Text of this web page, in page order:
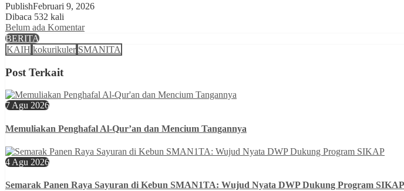
PublishFebruari 9, 2026
Dibaca 532 kali
Belum ada Komentar
BERITA
KAIH kokurikuler SMANITA
Post Terkait
7 Agu 2026
Memuliakan Penghafal Al-Qur’an dan Mencium Tangannya
4 Agu 2026
Semarak Panen Raya Sayuran di Kebun SMAN1TA: Wujud Nyata DWP Dukung Program SIKAP